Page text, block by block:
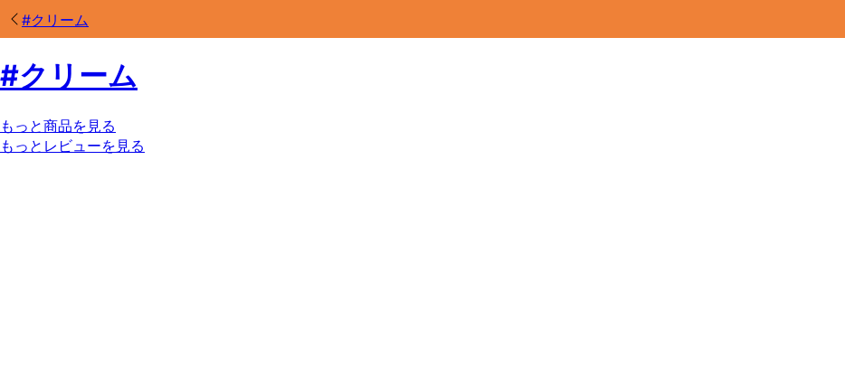
#クリーム
#クリーム
もっと商品を見る
もっとレビューを見る